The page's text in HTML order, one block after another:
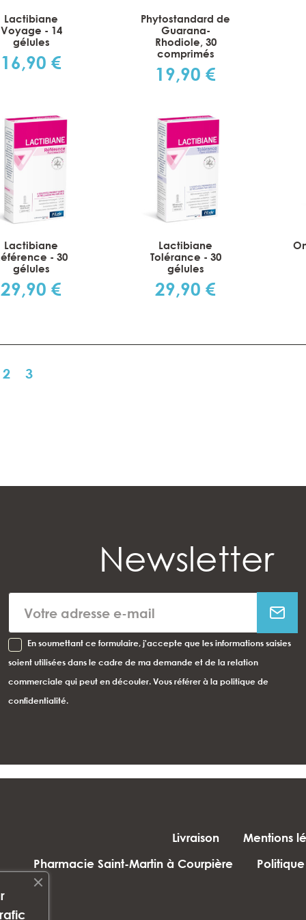
Lactibiane
Voyage - 14
gélules
Prix
16,90 €
Phytostandard de
Guarana-
Rhodiole, 30
comprimés
Prix
19,90 €
Lactibiane
- 30
gélules
Prix
29,90 €
Lactibiane
Tolérance - 30
gélules
Prix
29,90 €
2 3
Newsletter
En soumettant ce formulaire, j'accepte que les informations saisies
soient utilisées dans le cadre de ma demande et de la relation
commerciale qui peut en découler. Vous référer à la politique de
confidentialité.
Livraison Mentions
Pharmacie Saint-Martin à Courpière